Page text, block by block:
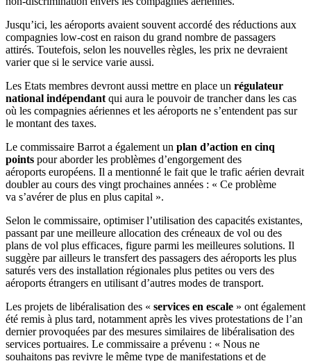
Jusqu’ici, les aéroports avaient souvent accordé des réductions aux
compagnies low-cost en raison du grand nombre de passagers
attirés. Toutefois, selon les nouvelles règles, les prix ne devraient
varier que si le service varie aussi.
Les Etats membres devront aussi mettre en place un régulateur
national indépendant qui aura le pouvoir de trancher dans les cas
où les compagnies aériennes et les aéroports ne s’entendent pas sur
le montant des taxes.
Le commissaire Barrot a également un plan d’action en cinq
points pour aborder les problèmes d’engorgement des
aéroports européens. Il a mentionné le fait que le trafic aérien devrait
doubler au cours des vingt prochaines années : « Ce problème
va s’avérer de plus en plus capital ».
Selon le commissaire, optimiser l’utilisation des capacités existantes,
passant par une meilleure allocation des créneaux de vol ou des
plans de vol plus efficaces, figure parmi les meilleures solutions. Il
suggère par ailleurs le transfert des passagers des aéroports les plus
saturés vers des installation régionales plus petites ou vers des
aéroports étrangers en utilisant d’autres modes de transport.
Les projets de libéralisation des « services en escale » ont également
été remis à plus tard, notamment après les vives protestations de l’an
dernier provoquées par des mesures similaires de libéralisation des
services portuaires. Le commissaire a prévenu : « Nous ne
souhaitons pas revivre le même type de manifestations et de